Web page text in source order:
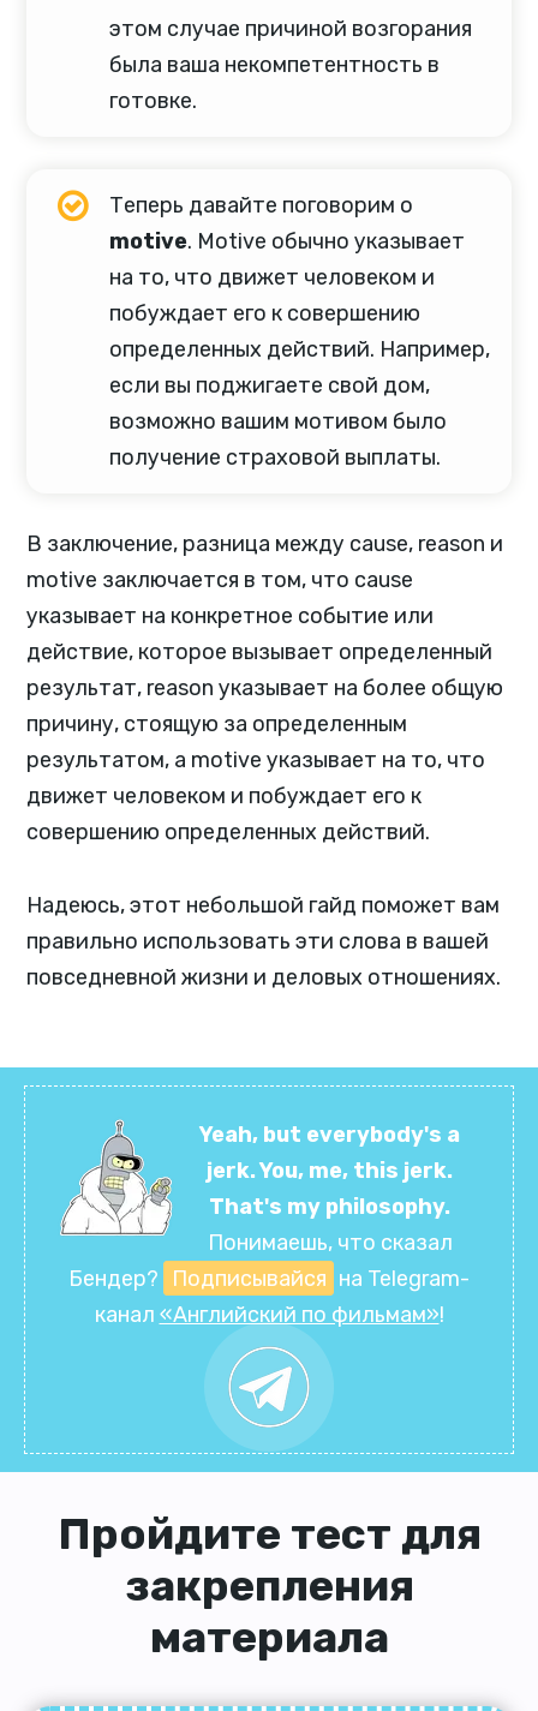
этом случае причиной возгорания
была ваша некомпетентность в
готовке.
Теперь давайте поговорим о
motive. Motive обычно указывает
на то, что движет человеком и
побуждает его к совершению
определенных действий. Например,
если вы поджигаете свой дом,
возможно вашим мотивом было
получение страховой выплаты.
В заключение, разница между cause, reason и
motive заключается в том, что cause
указывает на конкретное событие или
действие, которое вызывает определенный
результат, reason указывает на более общую
причину, стоящую за определенным
результатом, а motive указывает на то, что
движет человеком и побуждает его к
совершению определенных действий.
Надеюсь, этот небольшой гайд поможет вам
правильно использовать эти слова в вашей
повседневной жизни и деловых отношениях.
Yeah, but everybody's a
jerk. You, me, this jerk.
That's my philosophy.
Понимаешь, что сказал
Бендер?
Подписывайся на Telegram-
канал «Английский по фильмам»!
Пройдите тест для
закрепления
материала